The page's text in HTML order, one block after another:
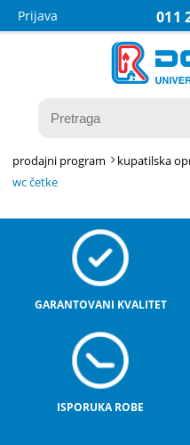
011
Prijava
prodajni program kupatilska
wc četke
GARANTOVANI KVALITET
ISPORUKA ROBE